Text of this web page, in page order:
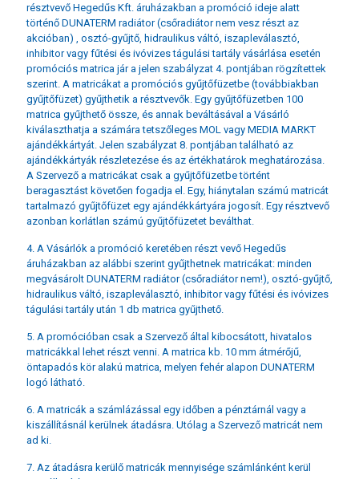
résztvevő Hegedűs Kft. áruházakban a promóció ideje alatt
történő DUNATERM radiátor (csőradiátor nem vesz részt az
akcióban) , osztó-gyűjtő, hidraulikus váltó, iszapleválasztó,
inhibitor vagy fűtési és ivóvizes tágulási tartály vásárlása esetén
promóciós matrica jár a jelen szabályzat 4. pontjában rögzítettek
szerint. A matricákat a promóciós gyűjtőfüzetbe (továbbiakban
gyűjtőfüzet) gyűjthetik a résztvevők. Egy gyűjtőfüzetben 100
matrica gyűjthető össze, és annak beváltásával a Vásárló
kiválaszthatja a számára tetszőleges MOL vagy MEDIA MARKT
ajándékkártyát. Jelen szabályzat 8. pontjában található az
ajándékkártyák részletezése és az értékhatárok meghatározása.
A Szervező a matricákat csak a gyűjtőfüzetbe történt
beragasztást követően fogadja el. Egy, hiánytalan számú matricát
tartalmazó gyűjtőfüzet egy ajándékkártyára jogosít. Egy résztvevő
azonban korlátlan számú gyűjtőfüzetet beválthat.
4. A Vásárlók a promóció keretében részt vevő Hegedűs
áruházakban az alábbi szerint gyűjthetnek matricákat: minden
megvásárolt DUNATERM radiátor (csőradiátor nem!), osztó-gyűjtő,
hidraulikus váltó, iszapleválasztó, inhibitor vagy fűtési és ivóvizes
tágulási tartály után 1 db matrica gyűjthető.
5. A promócióban csak a Szervező által kibocsátott, hivatalos
matricákkal lehet részt venni. A matrica kb. 10 mm átmérőjű,
öntapadós kör alakú matrica, melyen fehér alapon DUNATERM
logó látható.
6. A matricák a számlázással egy időben a pénztárnál vagy a
kiszállításnál kerülnek átadásra. Utólag a Szervező matricát nem
ad ki.
7. Az átadásra kerülő matricák mennyisége számlánként kerül